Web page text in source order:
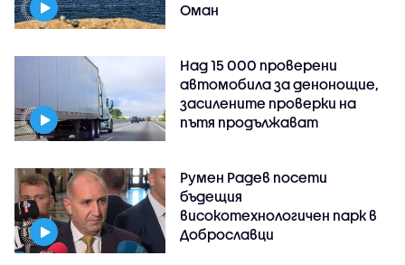
Оман
Над 15 000 проверени
автомобила за денонощие,
засилените проверки на
пътя продължават
Румен Радев посети
бъдещия
високотехнологичен парк в
Доброславци